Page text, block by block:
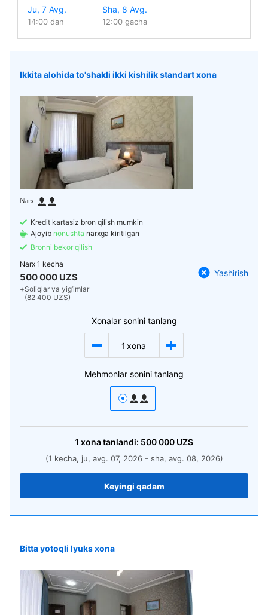
14:00 dan 12:00 gacha
Ikkita alohida to'shakli ikki kishilik standart xona
Kredit kartasiz bron qilish mumkin
Ajoyib nonushta narxga kiritilgan
Bronni bekor qilish
Narx 1 kecha
500 000 UZS
+Soliqlar va yig‘imlar
(82 400 UZS)
Yashirish
Xonalar sonini tanlang
1 xona
Mehmonlar sonini tanlang
1 xonatanlandi: 500 000 UZS
(1 kecha, ju, avg. 07, 2026 - sha, avg. 08, 2026)
Keyingi qadam
Bitta yotoqli lyuks xona